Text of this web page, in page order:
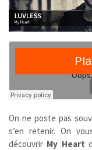
On ne poste pas
s’en retenir. On
découvrir My Heart